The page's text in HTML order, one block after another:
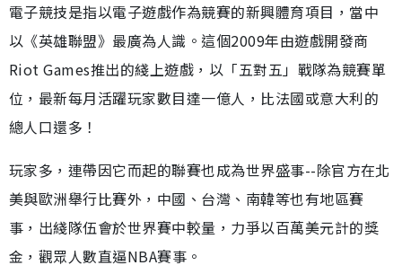
電子競技是指以電子遊戲作為競賽的新興體育項目，當中
以《英雄聯盟》最廣為人識。這個2009年由遊戲開發商
Riot Games推出的綫上遊戲，以「五對五」戰隊為競賽單
位，最新每月活躍玩家數目達一億人，比法國或意大利的
總人口還多！
玩家多，連帶因它而起的聯賽也成為世界盛事--除官方在北
美與歐洲舉行比賽外，中國、台灣、南韓等也有地區賽
事，出綫隊伍會於世界賽中較量，力爭以百萬美元計的獎
金，觀眾人數直逼NBA賽事。